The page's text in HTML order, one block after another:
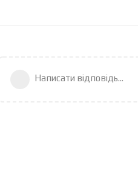
Написати відповідь...